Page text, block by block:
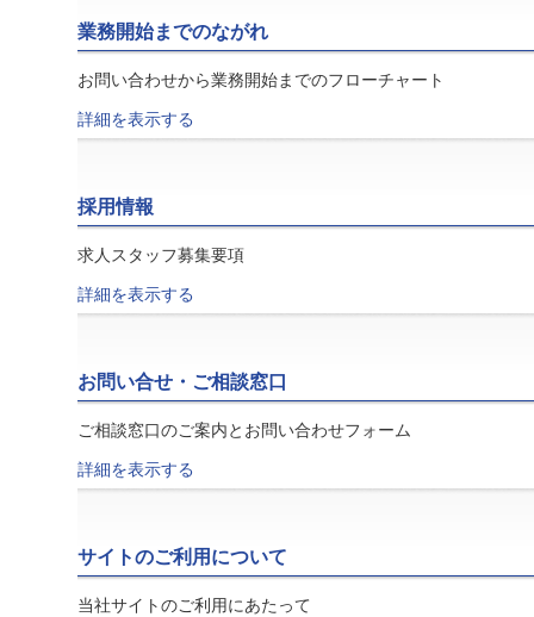
業務開始までのながれ
お問い合わせから業務開始までのフローチャート
詳細を表示する
採用情報
求人スタッフ募集要項
詳細を表示する
お問い合せ・ご相談窓口
ご相談窓口のご案内とお問い合わせフォーム
詳細を表示する
サイトのご利用について
当社サイトのご利用にあたって